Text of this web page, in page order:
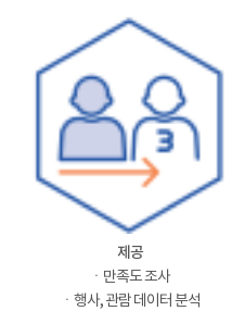
제공
ㆍ만족도 조사
ㆍ행사, 관람 데이터 분석